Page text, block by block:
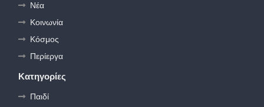
Νέα
Κοινωνία
Κόσμος
Περίεργα
Κατηγορίες
Παιδί